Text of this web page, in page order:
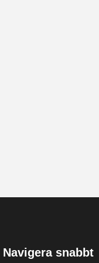
Navigera snabbt